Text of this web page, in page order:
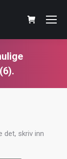
det, skriv inn